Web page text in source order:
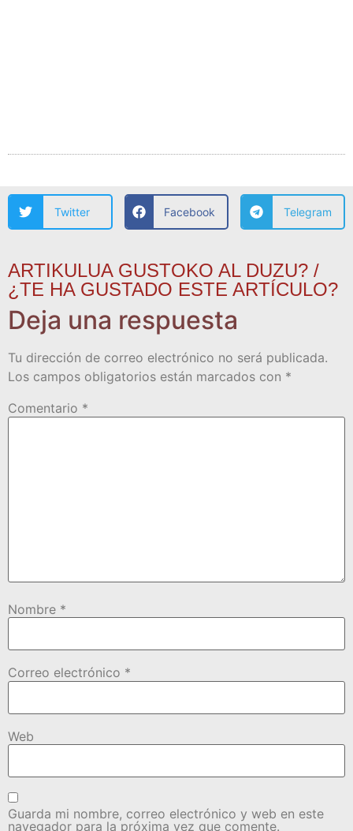
Twitter Facebook Telegram
ARTIKULUA GUSTOKO AL DUZU? /
¿TE HA GUSTADO ESTE ARTÍCULO?
Deja una respuesta
Tu dirección de correo electrónico no será publicada.
Los campos obligatorios están marcados con *
Comentario *
Nombre *
Correo electrónico *
Web
Guarda mi nombre, correo electrónico y web en este
navegador para la próxima vez que comente.